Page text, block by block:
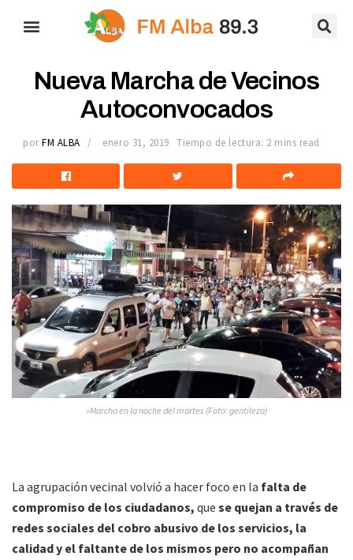
Nueva Marcha de Vecinos
Autoconvocados
por FM ALBA enero 31, 2019 Tiempo de lectura: 2 mins read
»Marcha en la noche del martes (Foto: gentileza)
La agrupación vecinal volvió a hacer foco en la falta de
compromiso de los ciudadanos, que se quejan a través de
redes sociales del cobro abusivo de los servicios, la
calidad y el faltante de los mismos pero no acompañan